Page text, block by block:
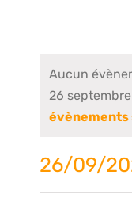
Aucun
26
évènements
26/09/